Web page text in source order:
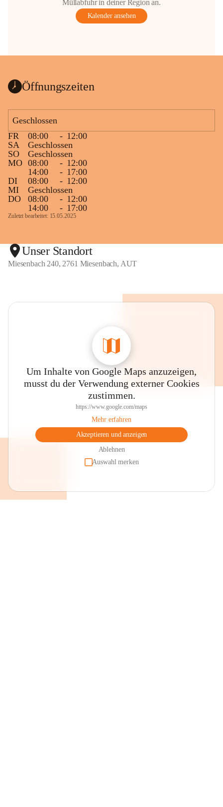
Müllabfuhr in deiner Region an.
Kalender ansehen
Öffnungszeiten
Geschlossen
FR
08:00 - 12:00
SA
Geschlossen
SO
Geschlossen
MO 08:00 - 12:00
14:00
- 17:00
DI
08:00 - 12:00
MI
Geschlossen
DO
08:00 - 12:00
14:00
- 17:00
Zuletzt bearbeitet: 15.05.2025
Unser Standort
Miesenbach 240, 2761 Miesenbach, AUT
Um Inhalte von Google Maps anzuzeigen,
musst du der Verwendung externer Cookies
zustimmen.
https://www.google.com/maps
Mehr erfahren
Akzeptieren und anzeigen
Ablehnen
Auswahl merken